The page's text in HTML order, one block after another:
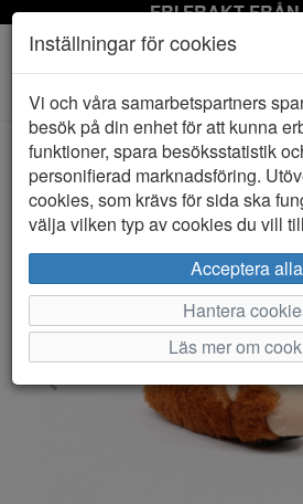
FRI FRAKT FRÅN
Toggle
navigation
HEM TOFFLOR
Inställningar för cookies
Vi och våra samarbetspartners
besök på din enhet för att kunna
funktioner, spara besöksstatistik
personifierad marknadsföring.
cookies, som krävs för sida ska
välja vilken typ av cookies du vill
Acceptera alla
Hantera
Läs mer om